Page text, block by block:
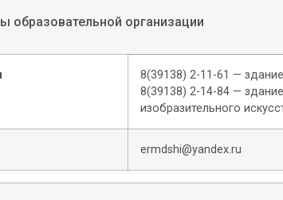
образовательной организации
8(39138) 2-11-61 —
8(39138) 2-14-84 —
изобразительного
ermdshi@yandex.ru